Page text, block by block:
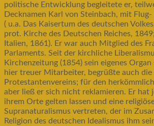
politische Entwicklung begleitete er,
Decknamen Karl von Steinbach, mit
( u.a. Das Kaisertum des deutschen
prot. Kirche des Deutschen Reiches,
Italien, 1861). Er war auch Mitglied des
Parlaments. Seit der kirchliche
Kirchenzeitung (1854) sein eigenes
hier treuer Mitarbeiter, begrüßte auch die
Protestantenvereins; für den
aber ließ er sich nicht reklamieren. Er hat
ihrem Orte gelten lassen und eine
Supranaturalismus vertreten, der im
Religion des deutschen Idealismus ihm